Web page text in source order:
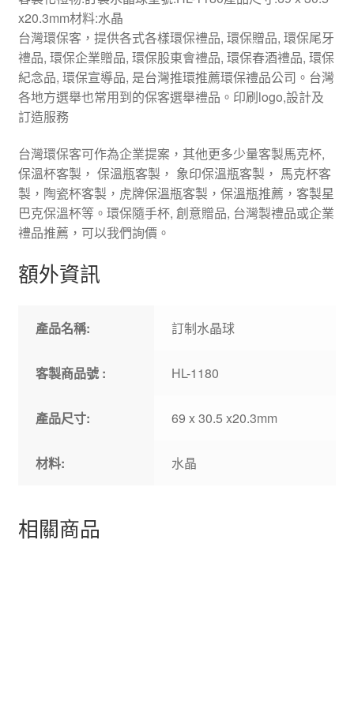
x20.3mm材料:水晶
台灣環保客，提供各式各樣環保禮品, 環保贈品, 環保尾牙
禮品, 環保企業贈品, 環保股東會禮品, 環保春酒禮品, 環保
紀念品, 環保宣導品, 是台灣推環推薦環保禮品公司。台灣
各地方選舉也常用到的保客選舉禮品。印刷logo,設計及
訂造服務
台灣環保客可作為企業提案，其他更多少量客製馬克杯,
保溫杯客製， 保溫瓶客製， 象印保溫瓶客製， 馬克杯客
製，陶瓷杯客製，虎牌保溫瓶客製，保溫瓶推薦，客製星
巴克保溫杯等。環保隨手杯, 創意贈品, 台灣製禮品或企業
禮品推薦，可以我們詢價。
額外資訊
產品名稱: 訂制水晶球
客製商品號 : HL-1180
產品尺寸: 69 x 30.5 x20.3mm
材料: 水晶
相關商品